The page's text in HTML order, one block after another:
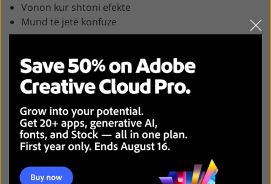
Vonon kur shtoni efekte
Mund të jetë konfuze
me një buxhet të kufizuar. Ndryshe nga shumica e
alternativave falas të Adobe Premiere Elements,
OpenShot mbështet punën me një numër të pakufizuar
shtresash, gjë që ju lejon të kryeni më shumë
manipulime me një video. Për shembull, ju mund ta
vendosni pjesën audio pranë videoklipit në të njëjtën
shtresë ose një klip audio mbi videoklipin.